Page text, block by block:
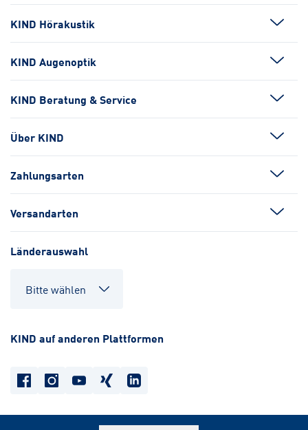
KIND Hörakustik
KIND Augenoptik
KIND Beratung & Service
Über KIND
Zahlungsarten
Versandarten
Länderauswahl
KIND auf anderen Plattformen